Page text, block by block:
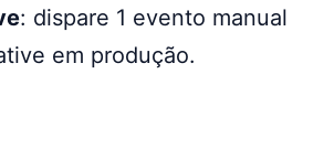
: dispare 1 evento manual
em produção.